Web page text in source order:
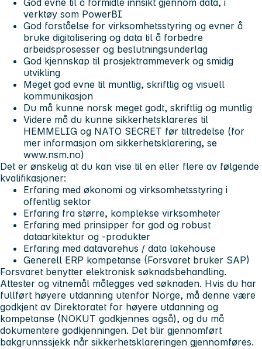
God evne til å formidle innsikt gjennom data, i
verktøy som PowerBI
God forståelse for virksomhetsstyring og evner å
bruke digitalisering og data til å forbedre
arbeidsprosesser og beslutningsunderlag
God kjennskap til prosjektrammeverk og smidig
utvikling
Meget god evne til muntlig, skriftlig og visuell
kommunikasjon
Du må kunne norsk meget godt, skriftlig og muntlig
Videre må du kunne sikkerhetsklareres til
HEMMELIG og NATO SECRET før tiltredelse (for
mer informasjon om sikkerhetsklarering, se
www.nsm.no)
Det er ønskelig at du kan vise til en eller flere av følgende
kvalifikasjoner:
Erfaring med økonomi og virksomhetsstyring i
offentlig sektor
Erfaring fra større, komplekse virksomheter
Erfaring med prinsipper for god og robust
dataarkitektur og -produkter
Erfaring med datavarehus / data lakehouse
Generell ERP kompetanse (Forsvaret bruker SAP)
Forsvaret benytter elektronisk søknadsbehandling.
Attester og vitnemål målegges ved søknaden. Hvis du har
fullført høyere utdanning utenfor Norge, må denne være
godkjent av Direktoratet for høyere utdanning og
kompetanse (NOKUT godkjennes også), og du må
dokumentere godkjenningen. Det blir gjennomført
bakgrunnssjekk når sikkerhetsklareringen gjennomføres.